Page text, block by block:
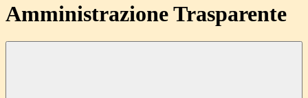
Amministrazione Trasparente